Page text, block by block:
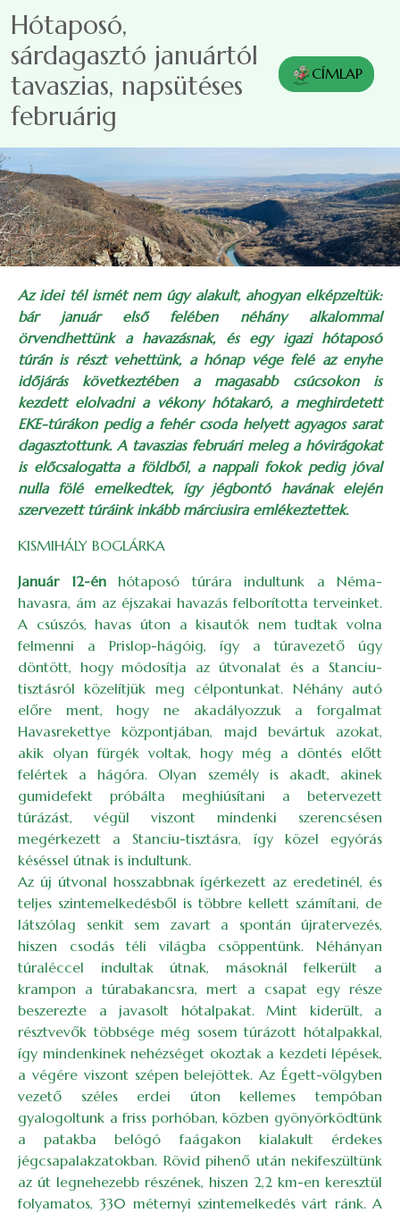
Hótaposó,
sárdagasztó januártól
tavaszias, napsütéses
februárig
CÍMLAP
Az idei tél ismét nem úgy alakult, ahogyan elképzeltük:
bár január első felében néhány alkalommal
örvendhettünk a havazásnak, és egy igazi hótaposó
túrán is részt vehettünk, a hónap vége felé az enyhe
időjárás következtében a magasabb csúcsokon is
kezdett elolvadni a vékony hótakaró, a meghirdetett
EKE-túrákon pedig a fehér csoda helyett agyagos sarat
dagasztottunk. A tavaszias februári meleg a hóvirágokat
is előcsalogatta a földből, a nappali fokok pedig jóval
nulla fölé emelkedtek, így jégbontó havának elején
szervezett túráink inkább márciusira emlékeztettek.
KISMIHÁLY BOGLÁRKA
Január 12-énhótaposó túrára indultunk a Néma-
havasra, ám az éjszakai havazás felborította terveinket.
A csúszós, havas úton a kisautók nem tudtak volna
felmenni a Prislop-hágóig, így a túravezető úgy
döntött, hogy módosítja az útvonalat és a Stanciu-
tisztásról közelítjük meg célpontunkat. Néhány autó
előre ment, hogy ne akadályozzuk a forgalmat
Havasrekettye központjában, majd bevártuk azokat,
akik olyan fürgék voltak, hogy még a döntés előtt
felértek a hágóra. Olyan személy is akadt, akinek
gumidefekt próbálta meghiúsítani a betervezett
túrázást, végül viszont mindenki szerencsésen
megérkezett a Stanciu-tisztásra, így közel egyórás
késéssel útnak is indultunk.
Az új útvonal hosszabbnak ígérkezett az eredetinél, és
teljes szintemelkedésből is többre kellett számítani, de
látszólag senkit sem zavart a spontán újratervezés,
hiszen csodás téli világba csöppentünk. Néhányan
túraléccel indultak útnak, másoknál felkerült a
krampon a túrabakancsra, mert a csapat egy része
beszerezte a javasolt hótalpakat. Mint kiderült, a
résztvevők többsége még sosem túrázott hótalpakkal,
így mindenkinek nehézséget okoztak a kezdeti lépések,
a végére viszont szépen belejöttek. Az Égett-völgyben
vezető széles erdei úton kellemes tempóban
gyalogoltunk a friss porhóban, közben gyönyörködtünk
a patakba belógó faágakon kialakult érdekes
jégcsapalakzatokban. Rövid pihenő után nekifeszültünk
az út legnehezebb részének, hiszen 2,2 km-en keresztül
folyamatos, 330 méternyi szintemelkedés várt ránk. A